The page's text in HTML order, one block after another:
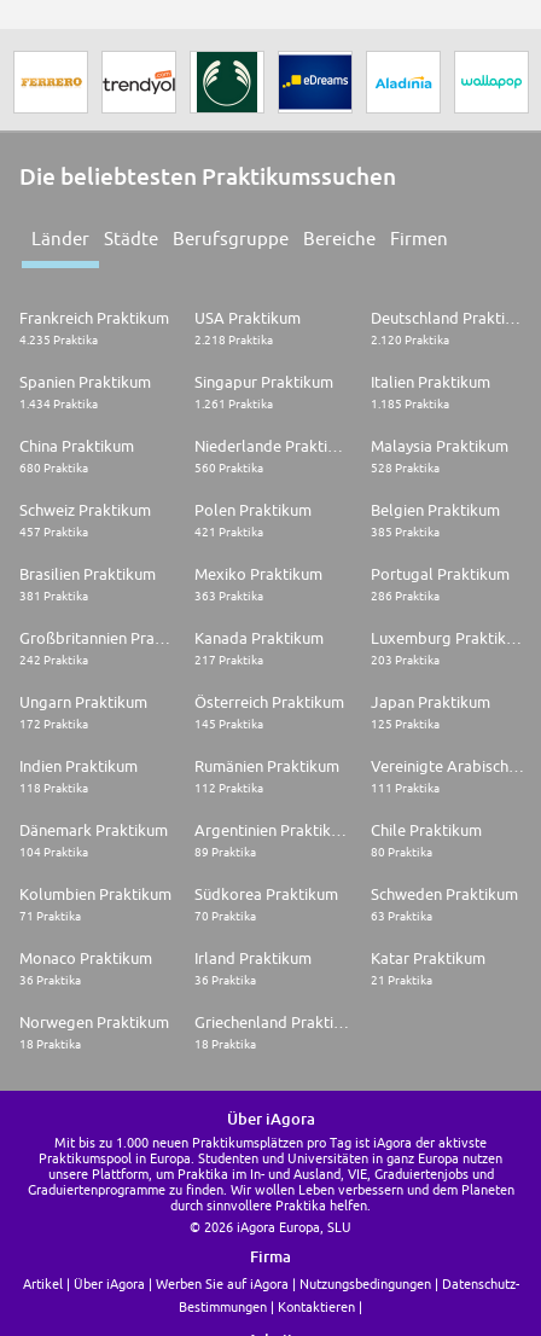
Die beliebtesten Praktikumssuchen
Länder Städte Berufsgruppe Bereiche Firmen
Frankreich Praktikum
4.235 Praktika
USA Praktikum
2.218 Praktika
Deutschland Praktikum
2.120 Praktika
Spanien Praktikum
1.434 Praktika
Singapur Praktikum
1.261 Praktika
Italien Praktikum
1.185 Praktika
China Praktikum
680 Praktika 560 Praktika
Malaysia Praktikum
528 Praktika
Schweiz Praktikum
457 Praktika
Polen Praktikum
421 Praktika
Belgien Praktikum
385 Praktika
Brasilien Praktikum
381 Praktika
Mexiko Praktikum
363 Praktika
Portugal Praktikum
286 Praktika
242 Praktika
Kanada Praktikum
217 Praktika 203 Praktika
Ungarn Praktikum
172 Praktika
Österreich Praktikum
145 Praktika
Japan Praktikum
125 Praktika
Indien Praktikum
118 Praktika
Rumänien Praktikum
112 Praktika
Vereinigte Arabische Emirate Praktikum
111 Praktika
Dänemark Praktikum
104 Praktika 89 Praktika
Chile Praktikum
80 Praktika
Kolumbien Praktikum
71 Praktika
Südkorea Praktikum
70 Praktika
Schweden Praktikum
63 Praktika
Monaco Praktikum
36 Praktika
Irland Praktikum
36 Praktika
Katar Praktikum
21 Praktika
Norwegen Praktikum
18 Praktika 18 Praktika
Über iAgora
Mit bis zu 1.000 neuen Praktikumsplätzen pro Tag ist iAgora der aktivste
Praktikumspool in Europa. Studenten und Universitäten in ganz Europa nutzen
unsere Plattform, um Praktika im In- und Ausland, VIE, Graduiertenjobs und
Graduiertenprogramme zu finden. Wir wollen Leben verbessern und dem Planeten
durch sinnvollere Praktika helfen.
© 2026 iAgora Europa, SLU
Firma
Artikel Über iAgora Werben Sie auf iAgora Nutzungsbedingungen
Datenschutz-
Bestimmungen
Kontaktieren